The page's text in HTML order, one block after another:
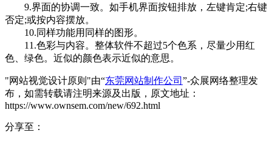
9.界面的协调一致。如手机界面按钮排放，左键肯定;右键
否定;或按内容摆放。
10.同样功能用同样的图形。
11.色彩与内容。整体软件不超过5个色系，尽量少用红
色、绿色。近似的颜色表示近似的意思。
"网站视觉设计原则"由“东莞网站制作公司 ”-众展网络整理发
布，如需转载请注明来源及出版，原文地址：
https://www.ownsem.com/new/692.html
分享至：